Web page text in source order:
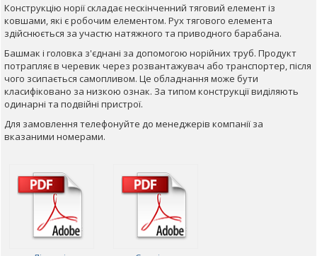
Конструкцію норії складає нескінченний тяговий елемент із
ковшами, які є робочим елементом. Рух тягового елемента
здійснюється за участю натяжного та приводного барабана.
Башмак і головка з'єднані за допомогою норійних труб. Продукт
потрапляє в черевик через розвантажувач або транспортер, після
чого зсипається самопливом. Це обладнання може бути
класифіковано за низкою ознак. За типом конструкції виділяють
одинарні та подвійні пристрої.
Для замовлення телефонуйте до менеджерів компанії за
вказаними номерами.